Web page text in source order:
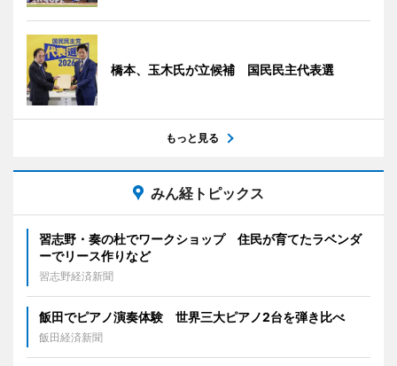
橋本、玉木氏が立候補 国民民主代表選
もっと見る
みん経トピックス
習志野・奏の杜でワークショップ 住民が育てたラベンダ
ーでリース作りなど
習志野経済新聞
飯田でピアノ演奏体験 世界三大ピアノ2台を弾き比べ
飯田経済新聞